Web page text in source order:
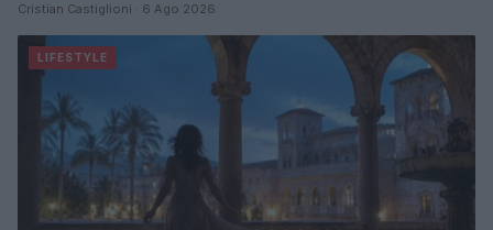
Cristian Castiglioni · 6 Ago 2026
LIFESTYLE